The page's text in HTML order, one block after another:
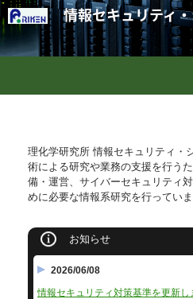
理化学研究所 情報セキュリティ・
術による研究や業務の支援を行う
備・運営、サイバーセキュリティ
めに必要な情報系研究を行っていま
お知らせ
2026/06/08
情報セキュリティ対策基準を更新し